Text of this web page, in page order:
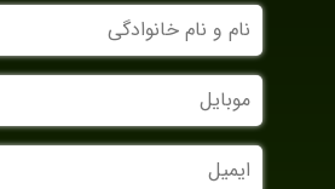
نام
و
نام
خانوادگی
موبایل
ایمیل